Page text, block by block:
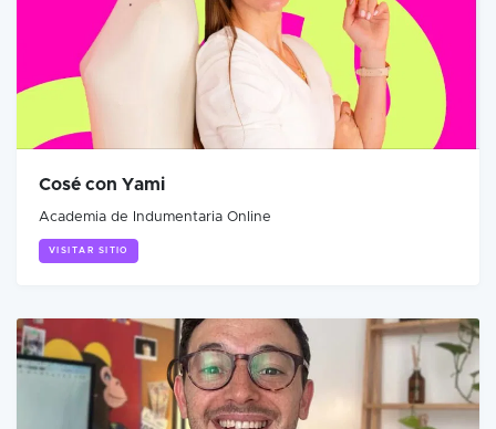
Cosé con Yami
Academia de Indumentaria Online
VISITAR SITIO